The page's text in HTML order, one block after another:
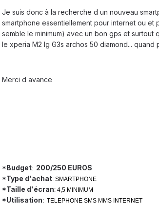
Je suis donc à la recherche d un nouveau
smartphone essentiellement pour internet ou et
semble le minimum) avec un bon gps et
le xperia M2 lg G3s archos 50 diamond... quand
Merci d avance
*Budget: 200/250 EUROS
*Type d'achat: SMARTPHONE
*Taille d'écran: 4,5 MINIMUM
*Utilisation: TELEPHONE SMS MMS INTERNET